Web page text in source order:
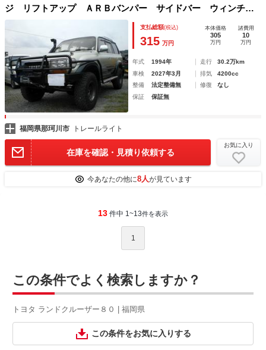
ジ リフトアップ ＡＲＢバンパー サイドバー ウィンチ
シュノーケル ブラッドレー オープンカントリー
支払総額(税込)
315 万円
本体価格
305
万円
諸費用
10
万円
年式 1994年 走行
30.2万km
車検
2027年3月 排気
4200cc
整備
法定整備無 修復
なし
保証
保証無
福岡県那珂川市 トレールライト
在庫を確認・見積り依頼する
お気に入り
今あなたの他に8人が見ています
13 件中 1~13件を表示
1
この条件でよく検索しますか？
トヨタ ランドクルーザー８０ | 福岡県
この条件をお気に入りする